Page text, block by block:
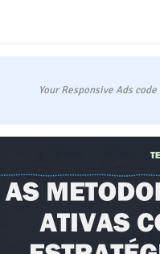
Your Responsive Ads